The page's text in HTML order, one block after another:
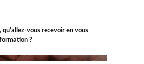
qu'allez-vous recevoir en vous
?